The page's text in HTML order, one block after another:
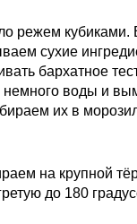
режем
сухие
бархатное
немного воды и
их в
на крупной
до 180